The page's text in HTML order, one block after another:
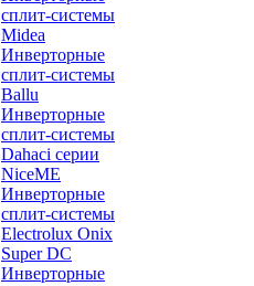
сплит-системы
Midea
Инверторные
сплит-системы
Ballu
Инверторные
сплит-системы
Dahaci серии
NiceME
Инверторные
сплит-системы
Electrolux Onix
Super DC
Инверторные